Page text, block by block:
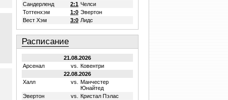
Сандерленд 2:1 Челси
Тоттенхэм
1:0 Эвертон
Вест Хэм
3:0 Лидс
Расписание
21.08.2026
Арсенал
vs.
Ковентри
22.08.2026
Халл
vs.
Манчестер
Юнайтед
Эвертон
vs.
Кристал Пэлас